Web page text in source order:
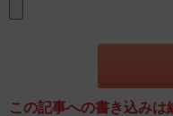
この記事への書き込みは